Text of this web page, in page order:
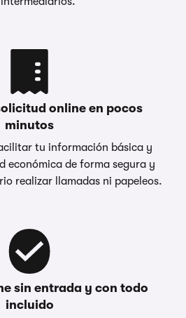
online en pocos
minutos
tu información básica y
económica de forma segura y
realizar llamadas ni papeleos.
sin entrada y con todo
incluido